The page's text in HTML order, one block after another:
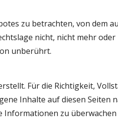
zu betrachten, von dem
nicht, nicht mehr
unberührt.
Für die Richtigkeit,
Inhalte auf diesen Seiten
zu